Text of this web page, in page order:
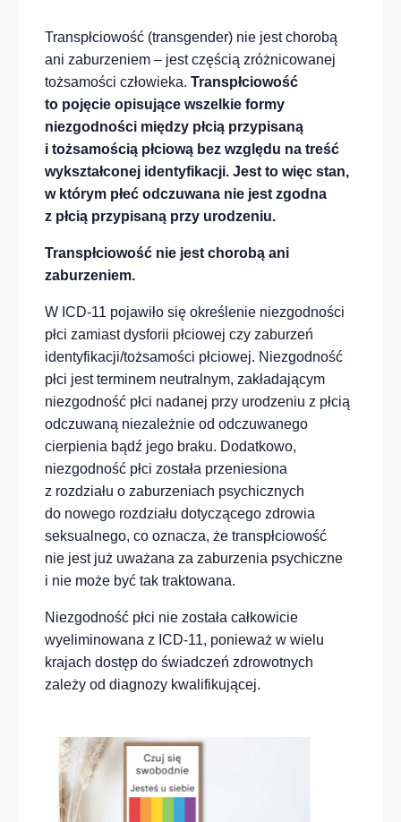
Transpłciowość (transgender) nie jest chorobą
ani zaburzeniem – jest częścią zróżnicowanej
tożsamości człowieka. Transpłciowość
to pojęcie opisujące wszelkie formy
niezgodności między płcią przypisaną
i tożsamością płciową bez względu na treść
wykształconej identyfikacji. Jest to więc stan,
w którym płeć odczuwana nie jest zgodna
z płcią przypisaną przy urodzeniu.
Transpłciowość nie jest chorobą ani
zaburzeniem.
W ICD-11 pojawiło się określenie niezgodności
płci zamiast dysforii płciowej czy zaburzeń
identyfikacji/tożsamości płciowej. Niezgodność
płci jest terminem neutralnym, zakładającym
niezgodność płci nadanej przy urodzeniu z płcią
odczuwaną niezależnie od odczuwanego
cierpienia bądź jego braku. Dodatkowo,
niezgodność płci została przeniesiona
z rozdziału o zaburzeniach psychicznych
do nowego rozdziału dotyczącego zdrowia
seksualnego, co oznacza, że transpłciowość
nie jest już uważana za zaburzenia psychiczne
i nie może być tak traktowana.
Niezgodność płci nie została całkowicie
wyeliminowana z ICD-11, ponieważ w wielu
krajach dostęp do świadczeń zdrowotnych
zależy od diagnozy kwalifikującej.